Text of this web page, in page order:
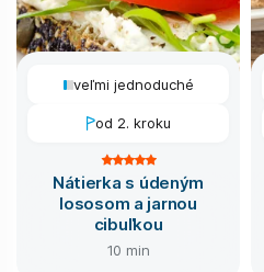
veľmi jednoduché
od 2. kroku
Nátierka s údeným
lososom a jarnou
cibuľkou
10 min